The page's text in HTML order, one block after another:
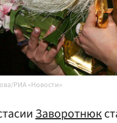
РИА «Новости»
Заворотнюк